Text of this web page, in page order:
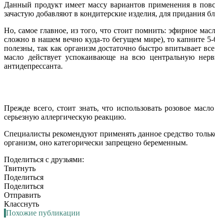
Данный продукт имеет массу вариантов применения в
зачастую добавляют в кондитерские изделия, для придания
Но, самое главное, из того, что стоит помнить: эфирное
сложно в нашем вечно куда-то бегущем мире), то капните
полезны, так как организм достаточно быстро впитывает
масло действует успокаивающе на всю центральную
антидепрессанта.
Прежде всего, стоит знать, что использовать розовое
серьезную аллергическую реакцию.
Специалисты рекомендуют применять данное средство
организм, оно категорически запрещено беременным.
Поделиться с друзьями:
Твитнуть
Поделиться
Поделиться
Отправить
Класснуть
Похожие публикации